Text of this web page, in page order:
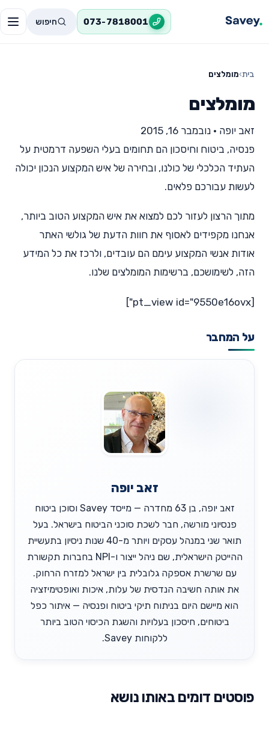
073-7818001 חיפוש
בית›מומלצים
מומלצים
זאב יופה • נובמבר 16, 2015
פנסיה, ביטוח וחיסכון הם תחומים בעלי השפעה דרמטית על
העתיד הכלכלי של כולנו, ובחירה של איש המקצוע הנכון יכולה
לעשות עבורכם פלאים.
מתוך הרצון לעזור לכם למצוא את איש המקצוע הטוב ביותר,
אנחנו מקפידים לאסוף את חוות הדעת של גולשי האתר
אודות אנשי המקצוע עימם הם עובדים, ולרכז את כל המידע
הזה, לשימושכם, ברשימות המומלצים שלנו.
[pt_view id="9550e16ovx"]
על המחבר
זאב יופה
זאב יופה, בן 63 מחדרה — מייסד Savey וסוכן ביטוח
פנסיוני מורשה, חבר לשכת סוכני הביטוח בישראל. בעל
תואר שני במנהל עסקים ויותר מ-40 שנות ניסיון בתעשיית
ההייטק הישראלית, שם ניהל ייצור ו-NPI בחברות תקשורת
עם שרשרת אספקה גלובלית בין ישראל למזרח הרחוק.
את אותה חשיבה הנדסית של עלות, איכות ואופטימיזציה
הוא מיישם היום בניתוח תיקי ביטוח ופנסיה — איתור כפל
ביטוחים, חיסכון בעלויות והשגת הכיסוי הטוב ביותר
ללקוחות Savey.
פוסטים דומים באותו נושא